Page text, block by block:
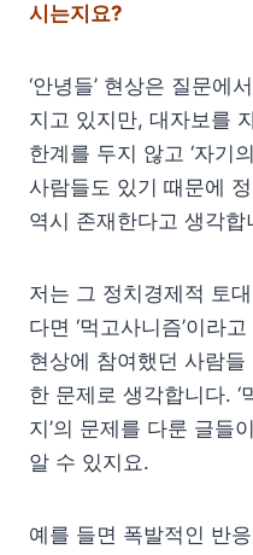
시는지요?
‘안녕들’ 현상은 질문에
지고 있지만, 대자보를
한계를 두지 않고 ‘자기
사람들도 있기 때문에
역시 존재한다고 생각합
저는 그 정치경제적 토
다면 ‘먹고사니즘’이라
현상에 참여했던 사람
한 문제로 생각합니다.
지’의 문제를 다룬 글들
알 수 있지요.
예를 들면 폭발적인 반